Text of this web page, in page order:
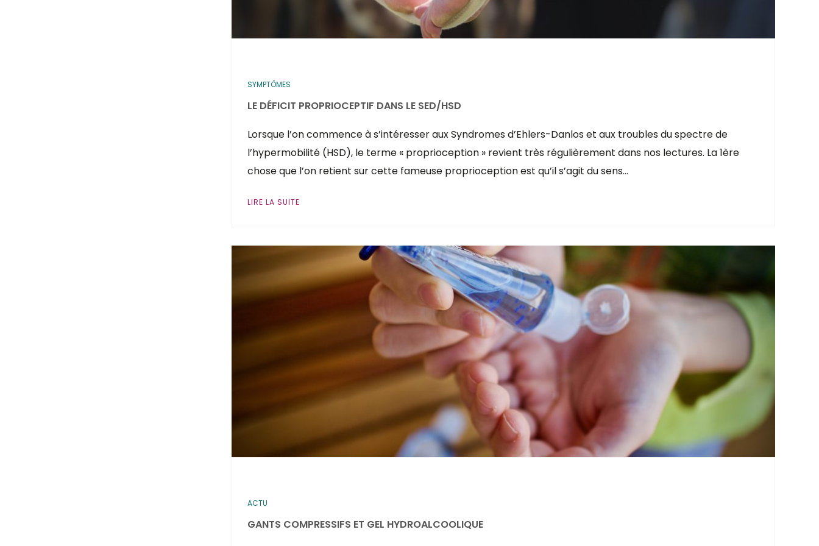
SYMPTÔMES
LE DÉFICIT PROPRIOCEPTIF DANS LE SED/HSD
Lorsque l’on commence à s’intéresser aux Syndromes d’Ehlers-Danlos et aux troubles du spectre de
l’hypermobilité (HSD), le terme « proprioception » revient très régulièrement dans nos lectures. La 1ère
chose que l’on retient sur cette fameuse proprioception est qu’il s’agit du sens…
LIRE LA SUITE
ACTU
GANTS COMPRESSIFS ET GEL HYDROALCOOLIQUE